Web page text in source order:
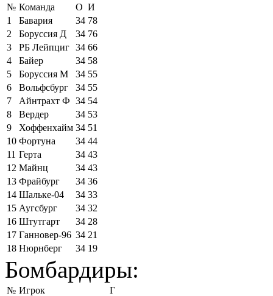
№ Команда О И
1
Бавария 34 78
2
Боруссия Д 34 76
3
РБ Лейпциг 34 66
4
Байер 34 58
5
Боруссия М 34 55
6
Вольфсбург 34 55
7
Айнтрахт Ф 34 54
8
Вердер 34 53
9
Хоффенхайм 34 51
10 Фортуна 34 44
11 Герта 34 43
12 Майнц 34 43
13 Фрайбург 34 36
14 Шальке-04 34 33
15 Аугсбург 34 32
16 Штутгарт 34 28
17 Ганновер-96 34 21
18 Нюрнберг 34 19
Бомбардиры:
№ Игрок
Г